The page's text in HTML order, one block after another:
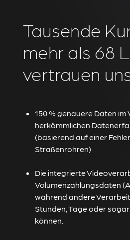
Tausende
mehr als 68
vertrauen
150 % genauere Daten im
herkömmlichen
(basierend auf einer
Straßenrohren)
Die integrierte
Volumenzählungsdaten
während andere
Stunden, Tage oder
können.